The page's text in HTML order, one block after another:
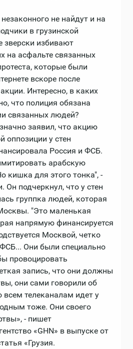
не найдут и на
в грузинской
зверски избивают
на асфальте связанных
которые были
вскоре после
Интересно, в каких
что полиция обязана
связанных людей?
заявил, что акцию
оппозиции у стен
Россия и ФСБ.
арабскую
кишка для этого тонка", -
Он подчеркнул, что у стен
группка людей, которая
"Это маленькая
напрямую финансируется
Москвой, четко
Они были специально
провоцировать
запись, что они должны
они сами говорили об
всем телеканалам идет у
тоже. Они своего
- пишет
«GHN» в выпуске от
«Грузия.